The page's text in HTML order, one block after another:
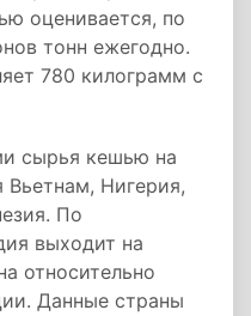
оценивается, по
тонн ежегодно.
780 килограмм с
сырья кешью на
Нигерия,
По
выходит на
относительно
Данные страны